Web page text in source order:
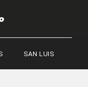
SAN LUIS